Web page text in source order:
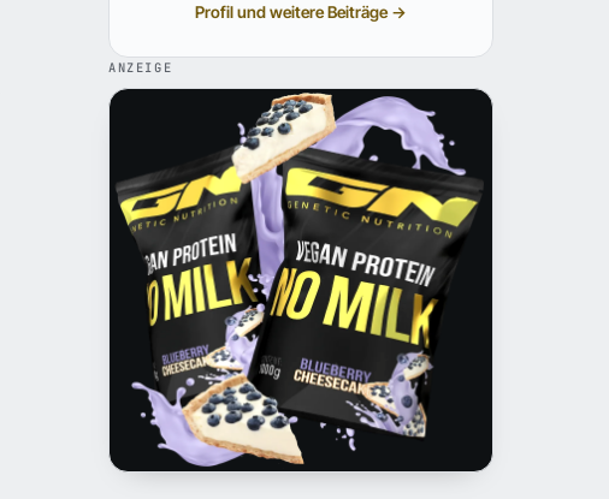
Profil und weitere Beiträge →
ANZEIGE